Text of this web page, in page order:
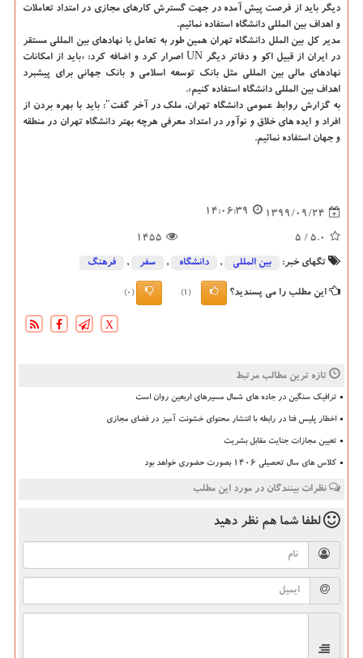
دیگر باید از فرصت پیش آمده در جهت گسترش کارهای مجازی در امتداد تعاملات
و اهداف بین المللی دانشگاه استفاده نمائیم.
مدیر کل بین الملل دانشگاه تهران همین طور به تعامل با نهادهای بین المللی مستقر
در ایران از قبیل اکو و دفاتر دیگر UN اصرار کرد و اضافه کرد: «باید از امکانات
نهادهای مالی بین المللی مثل بانک توسعه اسلامی و بانک جهانی برای پیشبرد
اهداف بین المللی دانشگاه استفاده کنیم».
به گزارش روابط عمومی دانشگاه تهران، ملک در آخر گفت": باید با بهره بردن از
افراد و ایده های خلاق و نوآور در امتداد معرفی هرچه بهتر دانشگاه تهران در منطقه
و جهان استفاده نمائیم.
1399/09/24
14:06:39
5.0
/ 5
1455
تگهای خبر: بین المللی , دانشگاه‌ , سفر , فرهنگ
این مطلب را می پسندید؟ (1)
(0)
X
تازه ترین مطالب مرتبط
ترافیک سنگین در جاده های شمال مسیرهای اربعین روان است
اخطار پلیس فتا در رابطه با انتشار محتوای خشونت آمیز در فضای مجازی
تعیین مجازات جنایت مقابل بشریت
کلاس های سال تحصیلی ۱۴۰۶ بصورت حضوری خواهد بود
نظرات بینندگان در مورد این مطلب
لطفا شما هم نظر دهید